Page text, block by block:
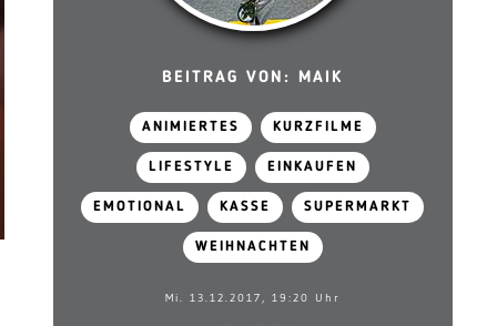
BEITRAG VON: MAIK
ANIMIERTES KURZFILME
LIFESTYLE EINKAUFEN
EMOTIONAL KASSE SUPERMARKT
WEIHNACHTEN
Mi. 13.12.2017, 19:20 Uhr